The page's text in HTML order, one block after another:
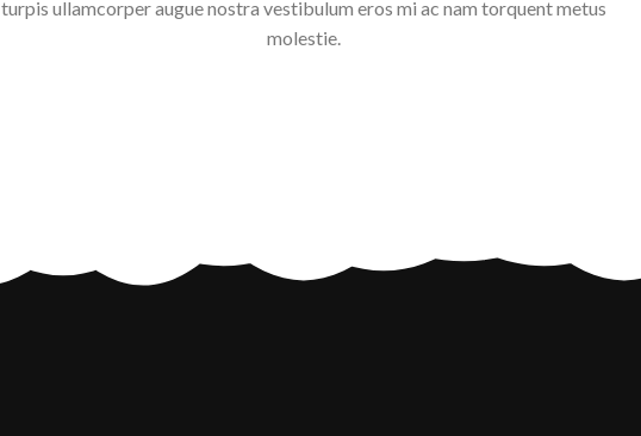
turpis ullamcorper augue nostra vestibulum eros mi ac nam torquent metus
molestie.